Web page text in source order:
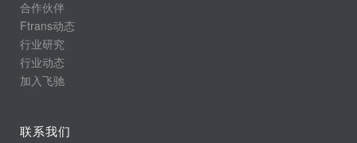
合作伙伴
Ftrans动态
行业研究
行业动态
加入飞驰
联系我们